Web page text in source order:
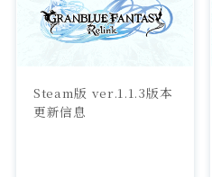
Steam版 ver.1.1.3版本
更新信息